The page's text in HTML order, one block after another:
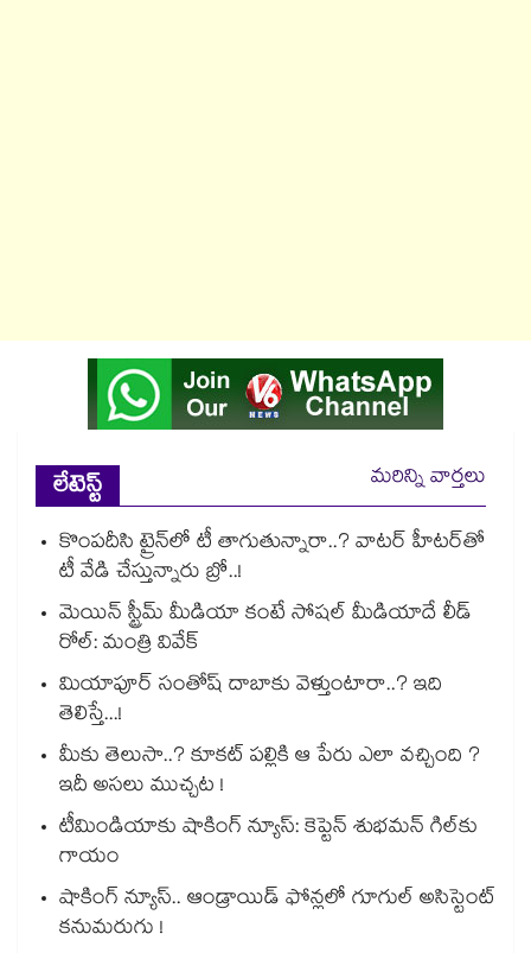
లేటెస్ట్
మరిన్ని వార్తలు
కొంపదీసి ట్రైన్⁬లో టీ తాగుతున్నారా..? వాటర్ హీటర్⁭⁭తో
టీ వేడి చేస్తున్నారు బ్రో..!
మెయిన్ స్ట్రీమ్ మీడియా కంటే సోషల్ మీడియాదే లీడ్
రోల్: మంత్రి వివేక్
మియాపూర్ సంతోష్ దాబాకు వెళ్తుంటారా..? ఇది
తెలిస్తే...!
మీకు తెలుసా..? కూకట్ పల్లికి ఆ పేరు ఎలా వచ్చింది ?
ఇదీ అసలు ముచ్చట !
టీమిండియాకు షాకింగ్ న్యూస్: కెప్టెన్ శుభమన్ గిల్‎కు
గాయం
షాకింగ్ న్యూస్.. ఆండ్రాయిడ్ ఫోన్లలో గూగుల్ అసిస్టెంట్
కనుమరుగు !